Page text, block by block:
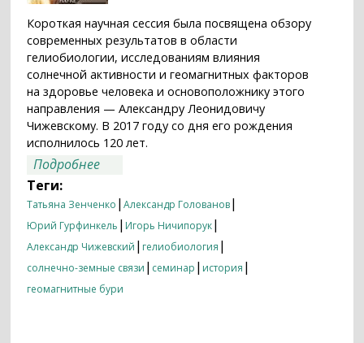
Короткая научная сессия была посвящена обзору
современных результатов в области
гелиобиологии, исследованиям влияния
солнечной активности и геомагнитных факторов
на здоровье человека и основоположнику этого
направления — Александру Леонидовичу
Чижевскому. В 2017 году со дня его рождения
исполнилось 120 лет.
Подробнее
декабря 2017 года состоялся в ИКИ РАН.
Теги:
Татьяна Зенченко |Александр Голованов|
Юрий Гурфинкель | Игорь Ничипорук|
Александр Чижевский | гелиобиология |
солнечно-земные связи | семинар | история |
геомагнитные бури